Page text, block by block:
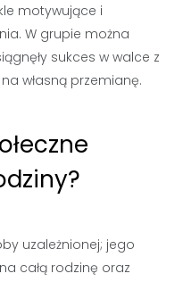
motywujące i
W grupie można
sukces w walce z
własną przemianę.
uzależnionej; jego
całą rodzinę oraz